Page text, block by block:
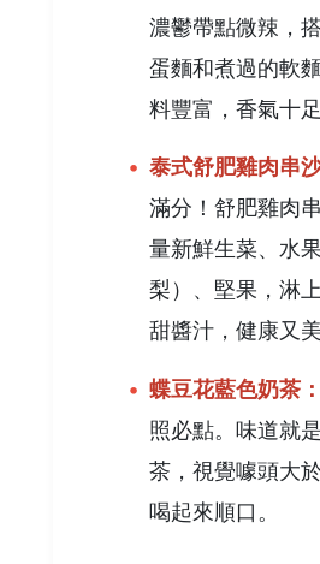
濃鬱帶點微辣，
蛋麵和煮過的軟
料豐富，香氣十足
泰式舒肥雞肉串
滿分！舒肥雞肉
量新鮮生菜、水
梨）、堅果，淋
甜醬汁，健康又美
蝶豆花藍色奶茶：
照必點。味道就
茶，視覺噱頭大
喝起來順口。